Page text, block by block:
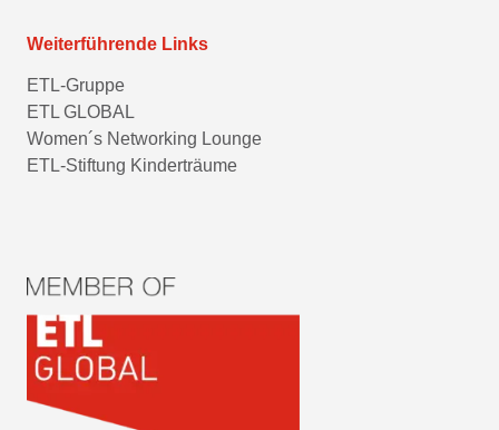
Weiterführende Links
ETL-Gruppe
ETL GLOBAL
Women´s Networking Lounge
ETL-Stiftung Kinderträume